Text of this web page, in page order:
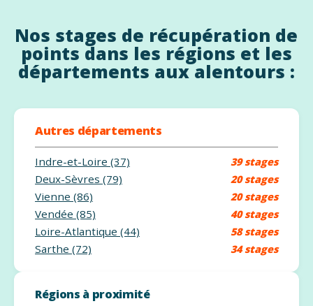
Nos stages de récupération de
points dans les régions et les
départements aux alentours :
Autres départements
Indre-et-Loire (37) 39 stages
Deux-Sèvres (79) 20 stages
Vienne (86) 20 stages
Vendée (85) 40 stages
Loire-Atlantique (44) 58 stages
Sarthe (72) 34 stages
Régions à proximité